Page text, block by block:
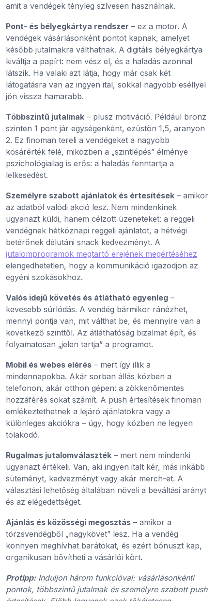
amit a vendégek tényleg szívesen használnak.
Pont- és bélyegkártya rendszer – ez a motor. A
vendégek vásárlásonként pontot kapnak, amelyet
később jutalmakra válthatnak. A digitális bélyegkártya
kiváltja a papírt: nem vész el, és a haladás azonnal
látszik. Ha valaki azt látja, hogy már csak két
látogatásra van az ingyen ital, sokkal nagyobb eséllyel
jön vissza hamarabb.
Többszintű jutalmak – plusz motiváció. Például bronz
szinten 1 pont jár egységenként, ezüstön 1,5, aranyon
2. Ez finoman tereli a vendégeket a nagyobb
kosárérték felé, miközben a „szintlépés” élménye
pszichológiailag is erős: a haladás fenntartja a
lelkesedést.
Személyre szabott ajánlatok és értesítések – amikor
az adatból valódi akció lesz. Nem mindenkinek
ugyanazt küldi, hanem célzott üzeneteket: a reggeli
vendégnek hétköznapi reggeli ajánlatot, a hétvégi
betérőnek délutáni snack kedvezményt. A
jutalomprogramok megtartó erejének megértéséhez
elengedhetetlen, hogy a kommunikáció igazodjon az
egyéni szokásokhoz.
Valós idejű követés és átlátható egyenleg –
kevesebb súrlódás. A vendég bármikor ránézhet,
mennyi pontja van, mit válthat be, és mennyire van a
következő szinttől. Az átláthatóság bizalmat épít, és
folyamatosan „jelen tartja” a programot.
Mobil és webes elérés – mert így illik a
mindennapokba. Akár sorban állás közben a
telefonon, akár otthon gépen: a zökkenőmentes
hozzáférés sokat számít. A push értesítések finoman
emlékeztethetnek a lejáró ajánlatokra vagy a
különleges akciókra – úgy, hogy közben ne legyen
tolakodó.
Rugalmas jutalomválaszték – mert nem mindenki
ugyanazt értékeli. Van, aki ingyen italt kér, más inkább
süteményt, kedvezményt vagy akár merch-et. A
választási lehetőség általában növeli a beváltási arányt
és az elégedettséget.
Ajánlás és közösségi megosztás – amikor a
törzsvendégből „nagykövet” lesz. Ha a vendég
könnyen meghívhat barátokat, és ezért bónuszt kap,
organikusan bővítheti a vásárlói kört.
Protipp: Induljon három funkcióval: vásárlásonkénti
pontok, többszintű jutalmak és személyre szabott push